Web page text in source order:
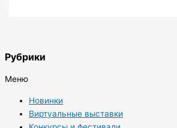
Рубрики
Меню
Новинки
Виртуальные выставки